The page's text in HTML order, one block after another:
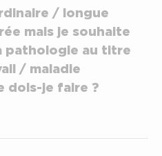
/ longue
mais je souhaite
pathologie au titre
/ maladie
dois-je faire ?